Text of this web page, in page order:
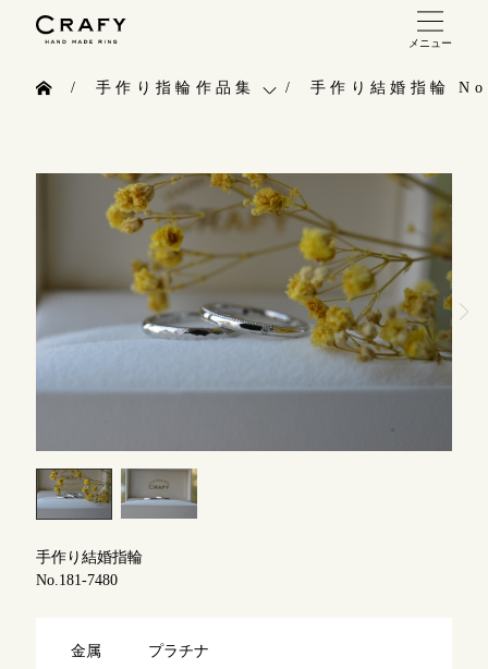
メニュー
指輪制作の流れ
オーダーメイド 結婚指輪・婚約指輪
指輪作品集
よくあるご質問
アフターケア・保証
手作り指輪作品集
お問い合わせ
お客様インタビュー
指輪のハンドメイド・手作り
結婚指輪手作り工房のご案内
手作り結婚指輪
手作り結婚指輪
No.181-7480
金属 プラチナ
10:00～18:00 /年中無休
年末年始は除く
こちら
目黒本店
表参道店
吉祥寺店